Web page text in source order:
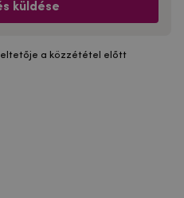
küldése
a közzététel előtt